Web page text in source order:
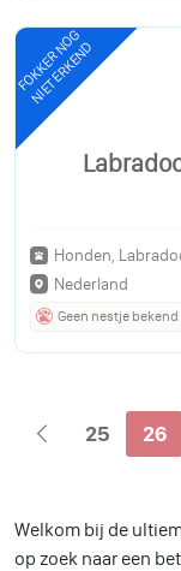
FOKKER NOG
NIET ERKEND
Honden,
Nederland
Geen nestje bekend
25 26
Welkom bij de
op zoek naar een